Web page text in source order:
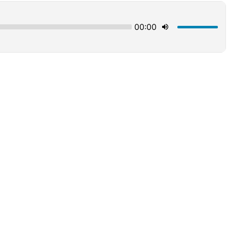
00:00